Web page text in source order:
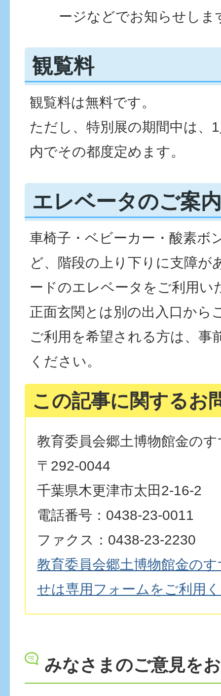
ージなどでお知らせしま
観覧料
観覧料は無料です。
ただし、特別展の期間中は、
内でその都度定めます。
エレベータのご案内
車椅子・ベビーカー・酸素ボ
ど、階段の上り下りに支障が
ードのエレベータをご利用い
正面玄関とは別の出入口から
ご利用を希望される方は、事
ください。
この記事に関するお
教育委員会郷土博物館金のす
〒292-0044
千葉県木更津市太田2-16-2
電話番号：0438-23-0011
ファクス：0438-23-2230
教育委員会郷土博物館金の
せは専用フォームをご利用
みなさまのご意見を